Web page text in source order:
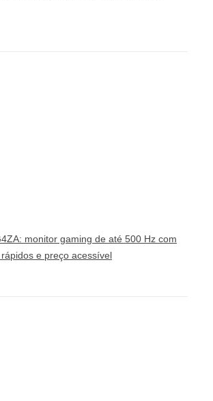
monitor gaming de até 500 Hz com
e preço acessível